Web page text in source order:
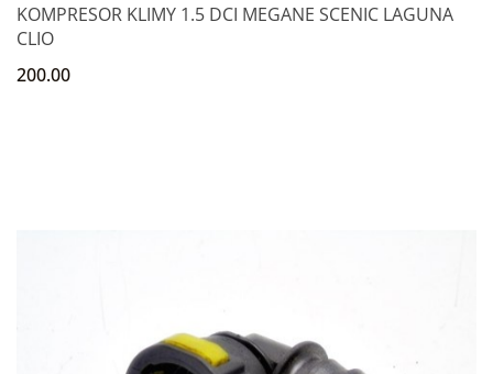
KOMPRESOR KLIMY 1.5 DCI MEGANE SCENIC LAGUNA
CLIO
200.00